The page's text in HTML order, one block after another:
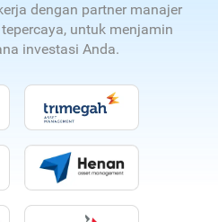
dengan partner manajer
untuk menjamin
investasi Anda.